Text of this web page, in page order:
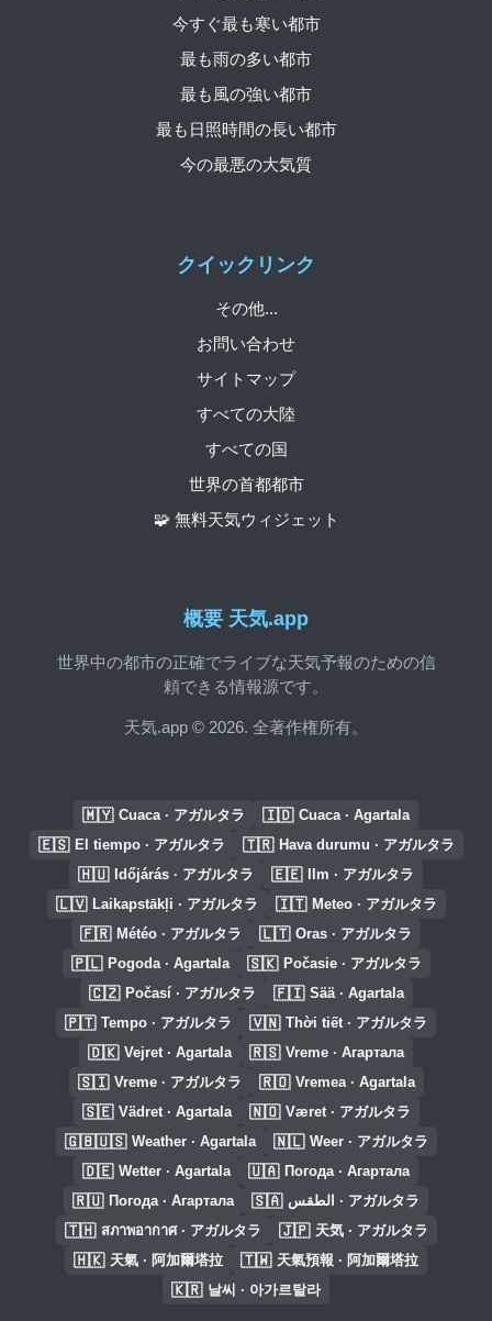
概要 天気.app
世界中の都市の正確でライブな天気予報のための信
頼できる情報源です。
天気.app © 2026. 全著作権所有。
クイックリンク
その他...
お問い合わせ
サイトマップ
すべての大陸
すべての国
世界の首都都市
🧩 無料天気ウィジェット
今すぐ最も寒い都市
最も雨の多い都市
最も風の強い都市
最も日照時間の長い都市
今の最悪の大気質
🇲🇾 Cuaca · アガルタラ 🇮🇩 Cuaca · Agartala
🇪🇸 El tiempo · アガルタラ 🇹🇷 Hava durumu · アガルタラ
🇭🇺 Időjárás · アガルタラ 🇪🇪 Ilm · アガルタラ
🇱🇻 Laikapstākļi · アガルタラ 🇮🇹 Meteo · アガルタラ
🇫🇷 Météo · アガルタラ 🇱🇹 Oras · アガルタラ
🇵🇱 Pogoda · Agartala 🇸🇰 Počasie · アガルタラ
🇨🇿 Počasí · アガルタラ 🇫🇮 Sää · Agartala
🇵🇹 Tempo · アガルタラ 🇻🇳 Thời tiết · アガルタラ
🇩🇰 Vejret · Agartala 🇷🇸 Vreme · Агартала
🇸🇮 Vreme · アガルタラ 🇷🇴 Vremea · Agartala
🇸🇪 Vädret · Agartala 🇳🇴 Været · アガルタラ
🇬🇧🇺🇸 Weather · Agartala 🇳🇱 Weer · アガルタラ
🇩🇪 Wetter · Agartala 🇺🇦 Погода · Агартала
🇷🇺 Погода · Агартала 🇸🇦 الطقس · アガルタラ
🇹🇭 สภาพอากาศ · アガルタラ 🇯🇵 天気 · アガルタラ
🇭🇰 天氣 · 阿加爾塔拉 🇹🇼 天氣預報 · 阿加爾塔拉
🇰🇷 날씨 · 아가르탈라